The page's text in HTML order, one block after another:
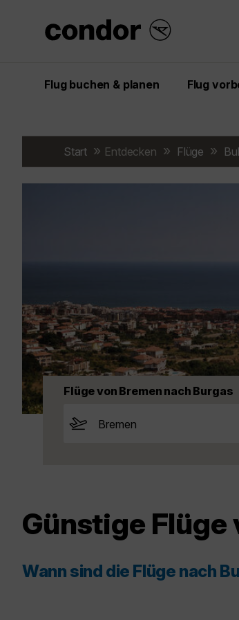
Flug buchen & planen Flug
Start Entdecken Flüge
Flüge von Bremen nach Burgas
Günstige Flüge
Wann sind die Flüge nach